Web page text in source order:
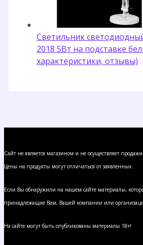
Светильник
2018 5Вт на подставке
характеристики, отзывы)
Сайт не является магазином и не осуществляет продажи
Цены на продукты могут отличаться от заявленных.
Если Вы обнаружили на нашем сайте материалы,
принадлежащие Вам, Вашей компании или
На сайте могут быть опубликованы материалы 18+!